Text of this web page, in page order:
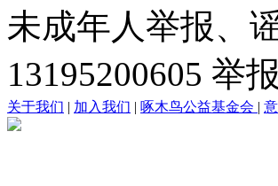
未成年人举报、
13195200605 举
关于我们 | 加入我们 | 啄木鸟公益基金会 |